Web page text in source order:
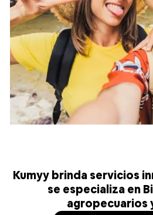
Kumyy brinda servicios
se especializa en
agropecuarios